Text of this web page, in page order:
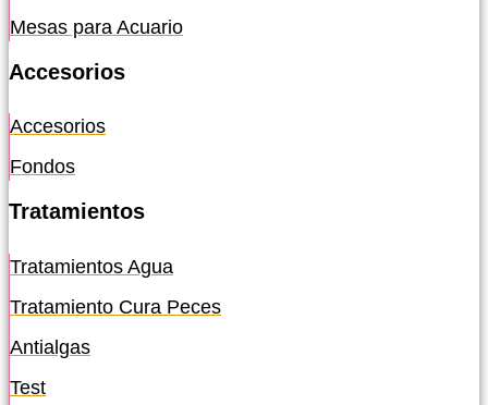
Mesas para Acuario
Accesorios
Accesorios
Fondos
Tratamientos
Tratamientos Agua
Tratamiento Cura Peces
Antialgas
Test